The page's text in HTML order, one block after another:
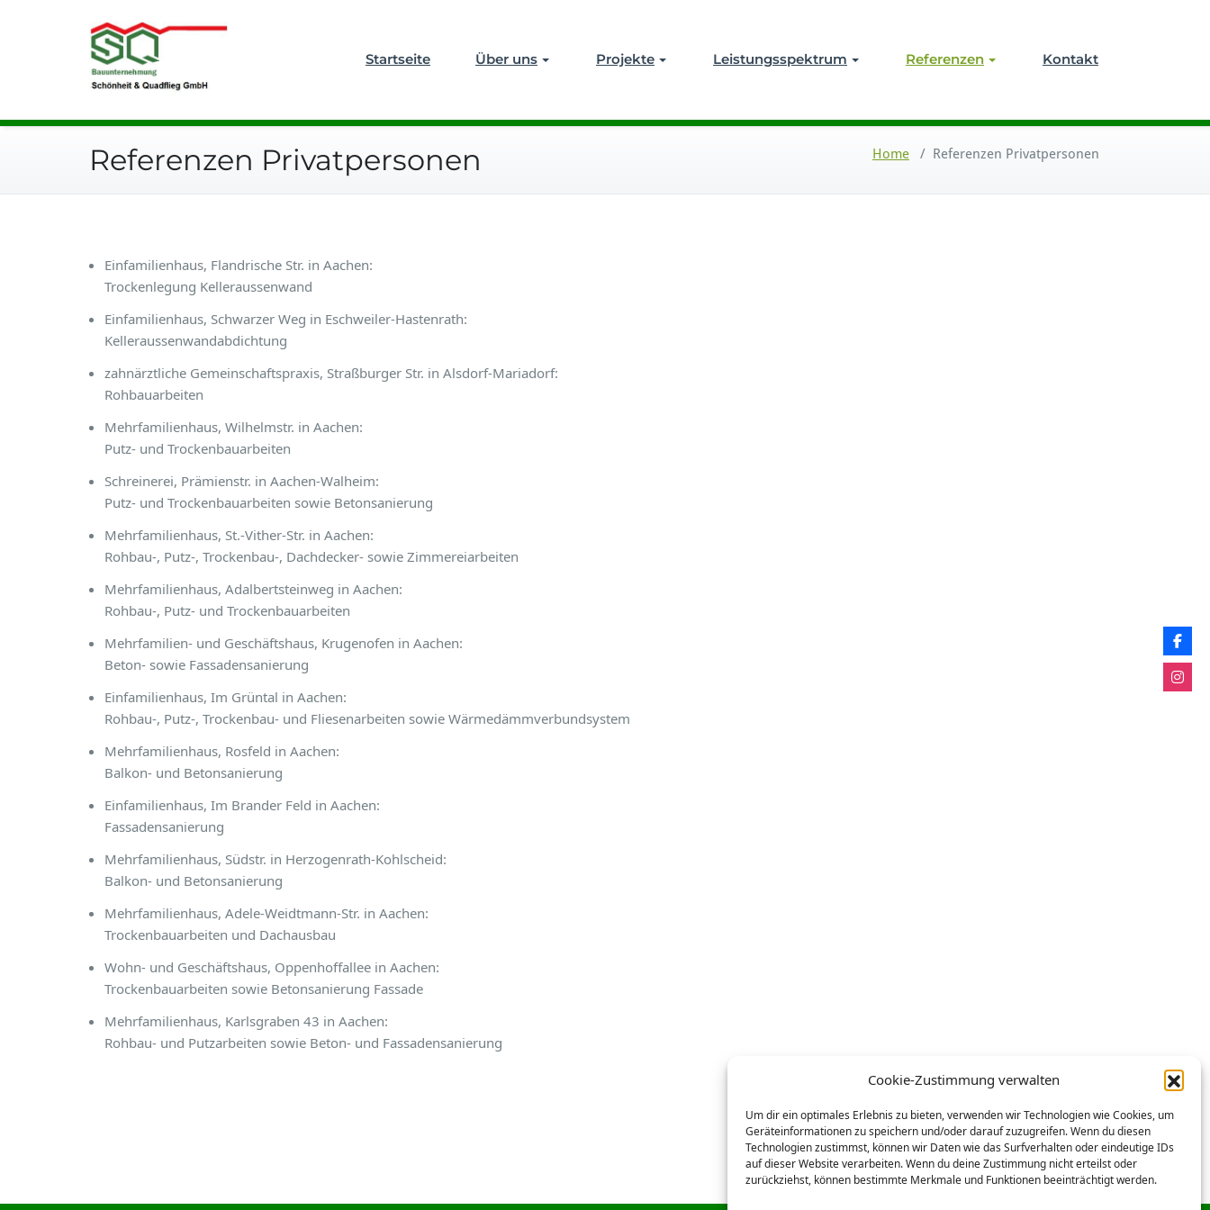
Cookie-Zustimmung verwalten
Um dir ein optimales Erlebnis zu bieten, verwenden wir Technologien wie Cookies, um
Geräteinformationen zu speichern und/oder darauf zuzugreifen. Wenn du diesen
Technologien zustimmst, können wir Daten wie das Surfverhalten oder eindeutige IDs
auf dieser Website verarbeiten. Wenn du deine Zustimmung nicht erteilst oder
zurückziehst, können bestimmte Merkmale und Funktionen beeinträchtigt werden.
Startseite Über uns Projekte Leistungsspektrum Referenzen Kontakt
Referenzen Privatpersonen Home / Referenzen Privatpersonen
Einfamilienhaus, Flandrische Str. in Aachen:
Trockenlegung Kelleraussenwand
Einfamilienhaus, Schwarzer Weg in Eschweiler-Hastenrath:
Kelleraussenwandabdichtung
zahnärztliche Gemeinschaftspraxis, Straßburger Str. in Alsdorf-Mariadorf:
Rohbauarbeiten
Mehrfamilienhaus, Wilhelmstr. in Aachen:
Putz- und Trockenbauarbeiten
Schreinerei, Prämienstr. in Aachen-Walheim:
Putz- und Trockenbauarbeiten sowie Betonsanierung
Mehrfamilienhaus, St.-Vither-Str. in Aachen:
Rohbau-, Putz-, Trockenbau-, Dachdecker- sowie Zimmereiarbeiten
Mehrfamilienhaus, Adalbertsteinweg in Aachen:
Rohbau-, Putz- und Trockenbauarbeiten
Mehrfamilien- und Geschäftshaus, Krugenofen in Aachen:
Beton- sowie Fassadensanierung
Einfamilienhaus, Im Grüntal in Aachen:
Rohbau-, Putz-, Trockenbau- und Fliesenarbeiten sowie Wärmedämmverbundsystem
Mehrfamilienhaus, Rosfeld in Aachen:
Balkon- und Betonsanierung
Einfamilienhaus, Im Brander Feld in Aachen:
Fassadensanierung
Mehrfamilienhaus, Südstr. in Herzogenrath-Kohlscheid:
Balkon- und Betonsanierung
Mehrfamilienhaus, Adele-Weidtmann-Str. in Aachen:
Trockenbauarbeiten und Dachausbau
Wohn- und Geschäftshaus, Oppenhoffallee in Aachen:
Trockenbauarbeiten sowie Betonsanierung Fassade
Mehrfamilienhaus, Karlsgraben 43 in Aachen:
Rohbau- und Putzarbeiten sowie Beton- und Fassadensanierung